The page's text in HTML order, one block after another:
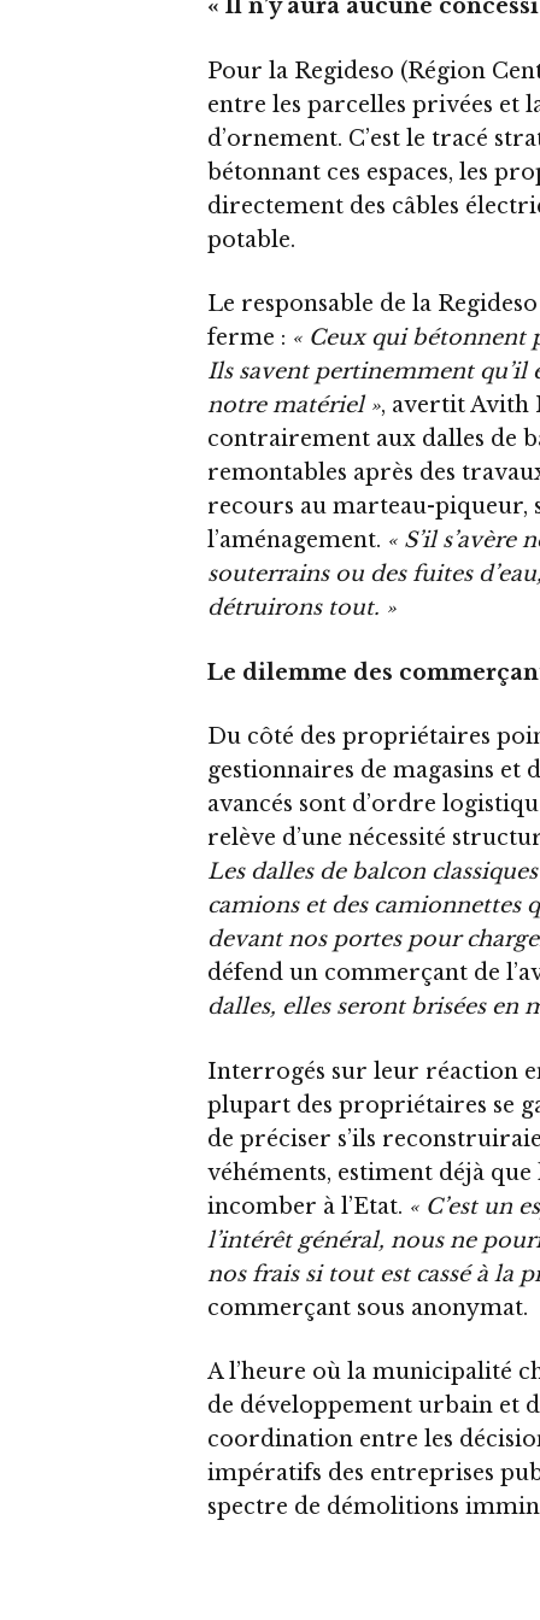
« Il n’y aura aucune
Pour la Regideso (Région
entre les parcelles privées et
d’ornement. C’est le tracé
bétonnant ces espaces, les
directement des câbles
potable.
Le responsable de la
ferme : « Ceux qui bétonnent
Ils savent pertinemment
notre matériel », avertit Avith
contrairement aux dalles de
remontables après des
recours au marteau-piqueur,
l’aménagement. « S’il
souterrains ou des fuites
détruirons tout. »
Le dilemme des
Du côté des propriétaires
gestionnaires de magasins et
avancés sont d’ordre
relève d’une nécessité
Les dalles de balcon
camions et des
devant nos portes pour
défend un commerçant de
dalles, elles seront brisées en
Interrogés sur leur réaction
plupart des propriétaires se
de préciser s’ils
véhéments, estiment déjà
incomber à l’Etat. « C’est un
l’intérêt général, nous ne
nos frais si tout est cassé à la
commerçant sous anonymat.
A l’heure où la municipalité
de développement urbain et
coordination entre les
impératifs des entreprises
spectre de démolitions